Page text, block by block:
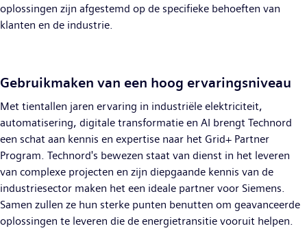
oplossingen zijn afgestemd op de specifieke behoeften van
klanten en de industrie.
Gebruikmaken van een hoog ervaringsniveau
Met tientallen jaren ervaring in industriële elektriciteit,
automatisering, digitale transformatie en AI brengt Technord
een schat aan kennis en expertise naar het Grid+ Partner
Program. Technord's bewezen staat van dienst in het leveren
van complexe projecten en zijn diepgaande kennis van de
industriesector maken het een ideale partner voor Siemens.
Samen zullen ze hun sterke punten benutten om geavanceerde
oplossingen te leveren die de energietransitie vooruit helpen.